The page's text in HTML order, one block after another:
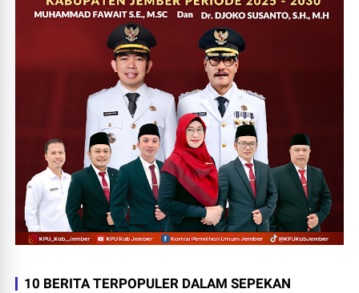
10 BERITA TERPOPULER DALAM SEPEKAN